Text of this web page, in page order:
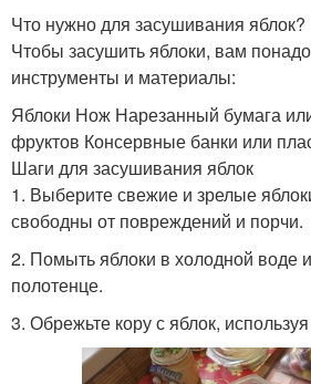
Что нужно для засушивания яблок?
Чтобы засушить яблоки, вам
инструменты и материалы:
Яблоки Нож Нарезанный бумага
фруктов Консервные банки или
Шаги для засушивания яблок
1. Выберите свежие и зрелые
свободны от повреждений и порчи.
2. Помыть яблоки в холодной воде
полотенце.
3. Обрежьте кору с яблок,